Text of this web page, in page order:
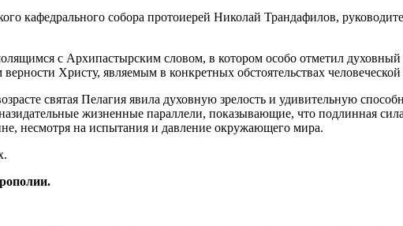
кафедрального собора протоиерей Николай Трандафилов,
с Архипастырским словом, в котором особо отметил
Христу, являемым в конкретных обстоятельствах
святая Пелагия явила духовную зрелость и удивительную
жизненные параллели, показывающие, что подлинная
несмотря на испытания и давление окружающего мира.